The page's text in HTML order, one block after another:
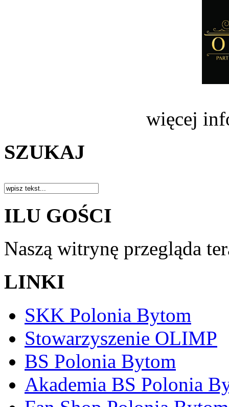
więcej
SZUKAJ
ILU GOŚCI
Naszą witrynę przegląda
LINKI
SKK Polonia Bytom
Stowarzyszenie OLIMP
BS Polonia Bytom
Akademia BS Polonia